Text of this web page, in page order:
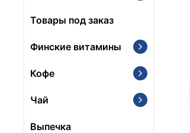
Товары под заказ
Финские витамины
Кофе
Чай
Выпечка